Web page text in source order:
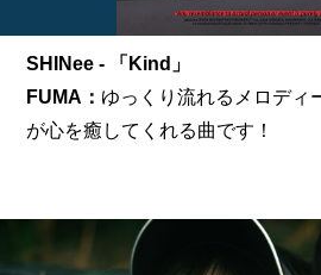
SHINee - 「Kind」
FUMA： ゆっくり流れるメロディ
が心を癒してくれる曲です！